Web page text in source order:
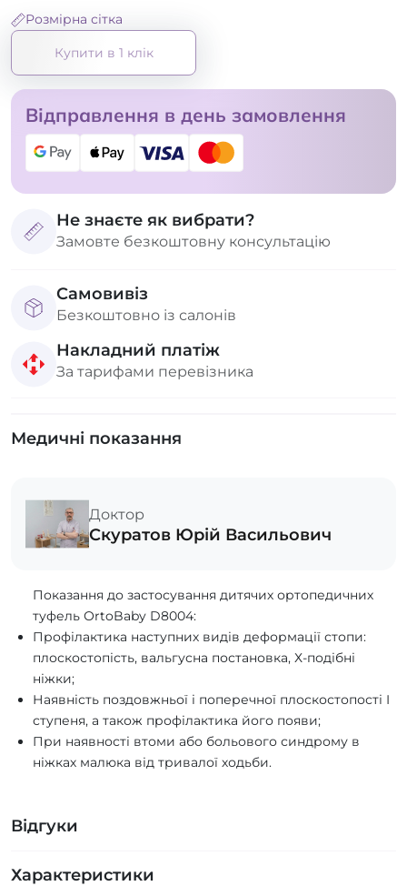
Розмірна сітка
Купити в 1 клік
Відправлення в день замовлення
Не знаєте як вибрати?
Замовте безкоштовну консультацію
Самовивіз
Безкоштовно із салонів
Накладний платіж
За тарифами перевізника
Медичні показання
Доктор
Скуратов Юрій Васильович
Показання до застосування дитячих ортопедичних
туфель ОrtoBaby D8004:
Профілактика наступних видів деформації стопи:
плоскостопість, вальгусна постановка, Х-подібні
ніжки;
Наявність поздовжньої і поперечної плоскостопості I
ступеня, а також профілактика його появи;
При наявності втоми або больового синдрому в
ніжках малюка від тривалої ходьби.
Відгуки
Характеристики